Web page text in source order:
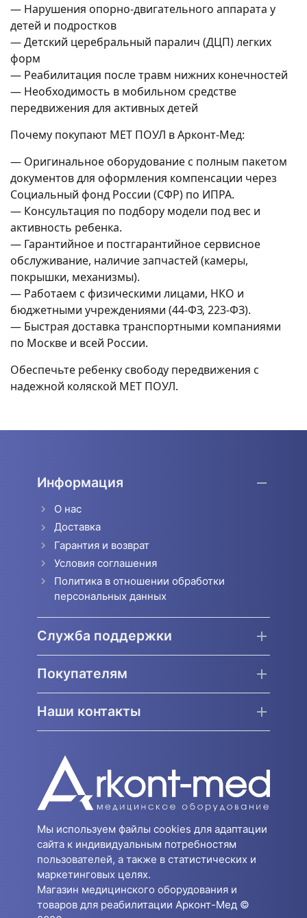
— Нарушения опорно-двигательного аппарата у
детей и подростков
— Детский церебральный паралич (ДЦП) легких
форм
— Реабилитация после травм нижних конечностей
— Необходимость в мобильном средстве
передвижения для активных детей
Почему покупают MET ПОУЛ в Арконт-Мед:
— Оригинальное оборудование с полным пакетом
документов для оформления компенсации через
Социальный фонд России (СФР) по ИПРА.
— Консультация по подбору модели под вес и
активность ребенка.
— Гарантийное и постгарантийное сервисное
обслуживание, наличие запчастей (камеры,
покрышки, механизмы).
— Работаем с физическими лицами, НКО и
бюджетными учреждениями (44-ФЗ, 223-ФЗ).
— Быстрая доставка транспортными компаниями
по Москве и всей России.
Обеспечьте ребенку свободу передвижения с
надежной коляской MET ПОУЛ.
Информация
О нас
Доставка
Гарантия и возврат
Условия соглашения
Политика в отношении обработки
персональных данных
Служба поддержки
Покупателям
Наши контакты
Мы используем файлы cookies для адаптации
сайта к индивидуальным потребностям
пользователей, а также в статистических и
маркетинговых целях.
Магазин медицинского оборудования и
товаров для реабилитации Арконт-Мед ©